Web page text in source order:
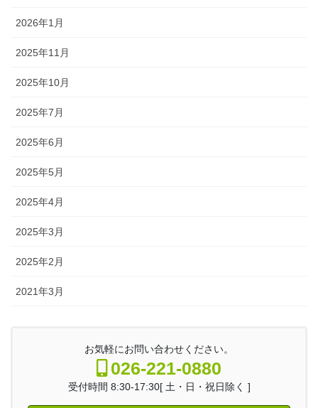
2026年1月
2025年11月
2025年10月
2025年7月
2025年6月
2025年5月
2025年4月
2025年3月
2025年2月
2021年3月
お気軽にお問い合わせください。
026-221-0880
受付時間 8:30-17:30[ 土・日・祝日除く ]